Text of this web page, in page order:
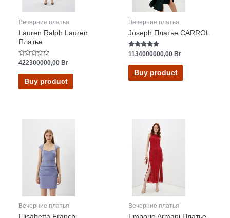
Вечерние платья
Lauren Ralph Lauren
Платье
Rated
out
422300000,00 Br
Buy product
Вечерние платья
Joseph Платье CARROL
Rated
out of 5
1134000000,00 Br
Buy product
Вечерние платья Вечерние платья